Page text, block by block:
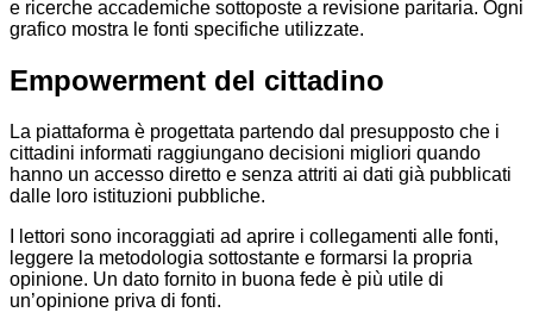
e ricerche accademiche sottoposte a revisione paritaria. Ogni
grafico mostra le fonti specifiche utilizzate.
Empowerment del cittadino
La piattaforma è progettata partendo dal presupposto che i
cittadini informati raggiungano decisioni migliori quando
hanno un accesso diretto e senza attriti ai dati già pubblicati
dalle loro istituzioni pubbliche.
I lettori sono incoraggiati ad aprire i collegamenti alle fonti,
leggere la metodologia sottostante e formarsi la propria
opinione. Un dato fornito in buona fede è più utile di
un’opinione priva di fonti.